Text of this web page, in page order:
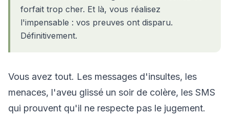
forfait trop cher. Et là, vous réalisez
l'impensable : vos preuves ont disparu.
Définitivement.
Vous avez tout. Les messages d'insultes, les
menaces, l'aveu glissé un soir de colère, les SMS
qui prouvent qu'il ne respecte pas le jugement.